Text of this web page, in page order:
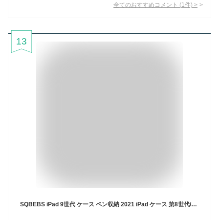
全てのおすすめコメント (1 件) >
13
SQBEBS iPad 9世代 ケース ペン収納 2021 iPad ケース 第8世代/第7世代 2020/2019 三つ折りスタンド オートスリープ/ウェイク ソフト TPU 薄型 軽量 耐衝撃 iPad 10.2インチ ケース ピンク